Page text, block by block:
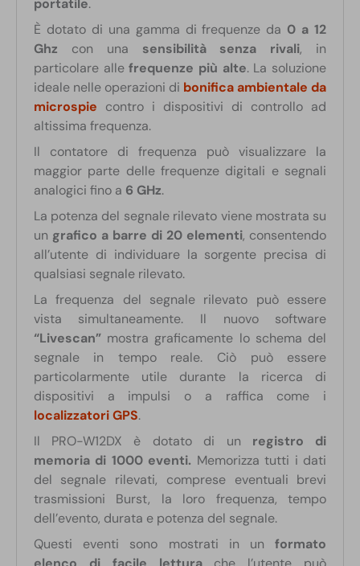
portatile.
È dotato di una gamma di frequenze da 0 a 12
Ghz con una sensibilità senza rivali, in
particolare allefrequenze più alte. La soluzione
ideale nelle operazioni di bonifica ambientale da
microspie contro i dispositivi di controllo ad
altissima frequenza.
Il contatore di frequenza può visualizzare la
maggior parte delle frequenze digitali e segnali
analogici fino a 6 GHz.
La potenza del segnale rilevato viene mostrata su
un grafico a barre di 20 elementi, consentendo
all’utente di individuare la sorgente precisa di
qualsiasi segnale rilevato.
La frequenza del segnale rilevato può essere
vista simultaneamente. Il nuovo software
“Livescan”mostra graficamente lo schema del
segnale in tempo reale. Ciò può essere
particolarmente utile durante la ricerca di
dispositivi a impulsi o a raffica come i
localizzatori GPS.
Il PRO-W12DX è dotato di un registro di
memoria di 1000 eventi. Memorizza tutti i dati
del segnale rilevati, comprese eventuali brevi
trasmissioni Burst, la loro frequenza, tempo
dell’evento, durata e potenza del segnale.
Questi eventi sono mostrati in unformato